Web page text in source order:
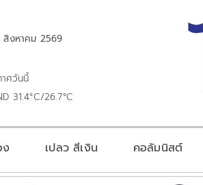
งหาคม 2569
ศวันนี้
31.4°C/26.7°C
ง เปลว สีเงิน คอลัมนิสต์